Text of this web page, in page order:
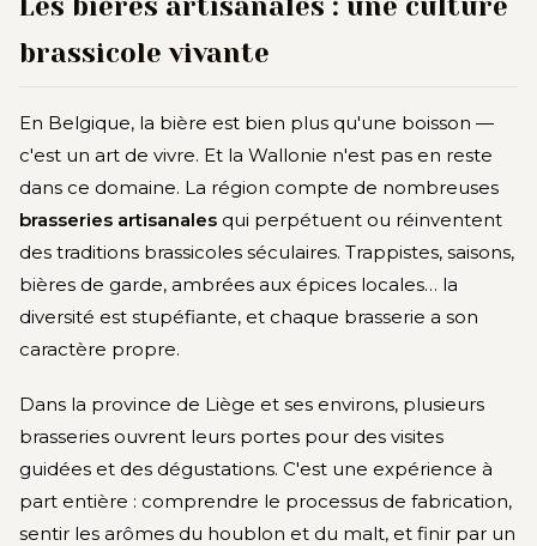
Les bières artisanales : une culture
brassicole vivante
En Belgique, la bière est bien plus qu'une boisson —
c'est un art de vivre. Et la Wallonie n'est pas en reste
dans ce domaine. La région compte de nombreuses
brasseries artisanales qui perpétuent ou réinventent
des traditions brassicoles séculaires. Trappistes, saisons,
bières de garde, ambrées aux épices locales… la
diversité est stupéfiante, et chaque brasserie a son
caractère propre.
Dans la province de Liège et ses environs, plusieurs
brasseries ouvrent leurs portes pour des visites
guidées et des dégustations. C'est une expérience à
part entière : comprendre le processus de fabrication,
sentir les arômes du houblon et du malt, et finir par un